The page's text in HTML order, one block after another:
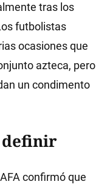
tras los
futbolistas
ocasiones que
azteca, pero
un condimento
definir
confirmó que